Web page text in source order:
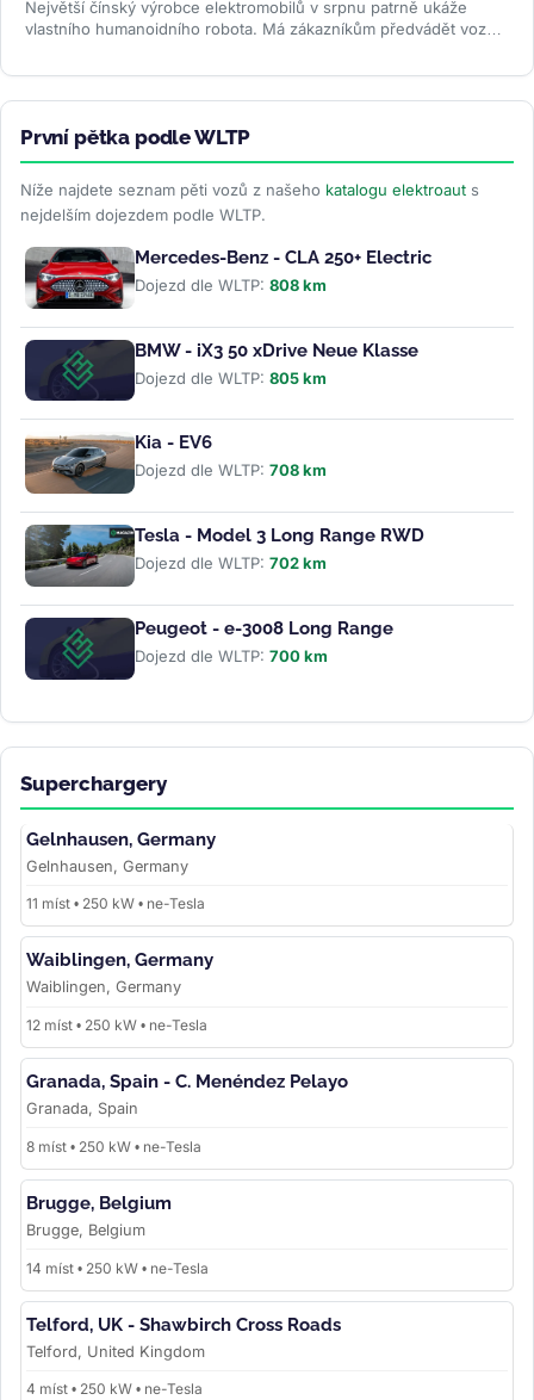
Největší čínský výrobce elektromobilů v srpnu patrně ukáže
vlastního humanoidního robota. Má zákazníkům předvádět vozy,
První pětka podle WLTP
Níže najdete seznam pěti vozů z našeho katalogu elektroaut s
nejdelším dojezdem podle WLTP.
Mercedes-Benz - CLA 250+ Electric
Dojezd dle WLTP: 808 km
BMW - iX3 50 xDrive Neue Klasse
Dojezd dle WLTP: 805 km
Kia - EV6
Dojezd dle WLTP: 708 km
Tesla - Model 3 Long Range RWD
Dojezd dle WLTP: 702 km
Peugeot - e-3008 Long Range
Dojezd dle WLTP: 700 km
Superchargery
Gelnhausen, Germany
Gelnhausen, Germany
11 míst • 250 kW • ne-Tesla
Waiblingen, Germany
Waiblingen, Germany
12 míst • 250 kW • ne-Tesla
Granada, Spain - C. Menéndez Pelayo
Granada, Spain
8 míst • 250 kW • ne-Tesla
Brugge, Belgium
Brugge, Belgium
14 míst • 250 kW • ne-Tesla
Telford, UK - Shawbirch Cross Roads
Telford, United Kingdom
4 míst • 250 kW • ne-Tesla